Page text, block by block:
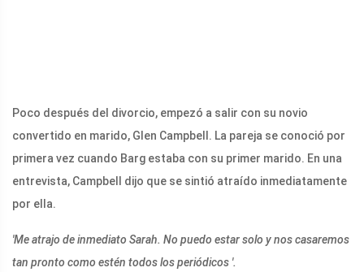
Poco después del divorcio, empezó a salir con su novio
convertido en marido, Glen Campbell. La pareja se conoció por
primera vez cuando Barg estaba con su primer marido. En una
entrevista, Campbell dijo que se sintió atraído inmediatamente
por ella.
'Me atrajo de inmediato Sarah. No puedo estar solo y nos casaremos
tan pronto como estén todos los periódicos '.